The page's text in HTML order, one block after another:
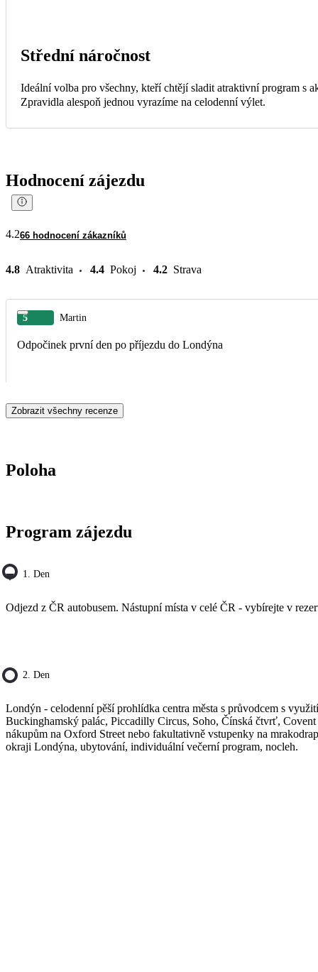
Střední náročnost
Ideální volba pro všechny, kteří chtějí sladit atraktivní program s
Zpravidla alespoň jednou vyrazíme na celodenní výlet.
Hodnocení zájezdu
4.266 hodnocení zákazníků
4.8 Atraktivita 4.4 Pokoj 4.2 Strava
5 Martin
Odpočinek první den po příjezdu do Londýna
Zobrazit všechny recenze
Poloha
Program zájezdu
1. Den
Odjezd z ČR autobusem. Nástupní místa v celé ČR - vybírejte v
2. Den
Londýn - celodenní pěší prohlídka centra města s průvodcem s
Buckinghamský palác, Piccadilly Circus, Soho, Čínská čtvrť,
nákupům na Oxford Street nebo fakultativně vstupenky na
okraji Londýna, ubytování, individuální večerní program, nocleh.